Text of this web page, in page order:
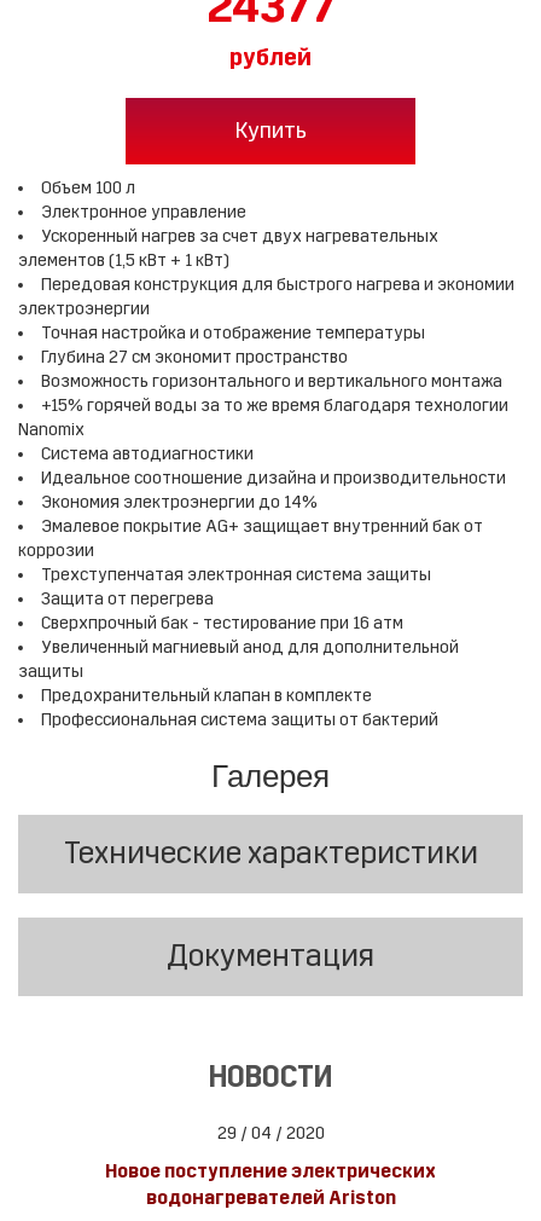
рублей
Купить
Объем 100 л
Электронное управление
Ускоренный нагрев за счет двух нагревательных
элементов (1,5 кВт + 1 кВт)
Передовая конструкция для быстрого нагрева и экономии
электроэнергии
Точная настройка и отображение температуры
Глубина 27 см экономит пространство
Возможность горизонтального и вертикального монтажа
+15% горячей воды за то же время благодаря технологии
Nanomix
Cистема автодиагностики
Идеальное соотношение дизайна и производительности
Экономия электроэнергии до 14%
Эмалевое покрытие AG+ защищает внутренний бак от
коррозии
Трехступенчатая электронная система защиты
Защита от перегрева
Сверхпрочный бак - тестирование при 16 атм
Увеличенный магниевый анод для дополнительной
защиты
Предохранительный клапан в комплекте
Профессиональная система защиты от бактерий
Галерея
Технические характеристики
Документация
НОВОСТИ
29 / 04 / 2020
Новое поступление электрических
водонагревателей Ariston